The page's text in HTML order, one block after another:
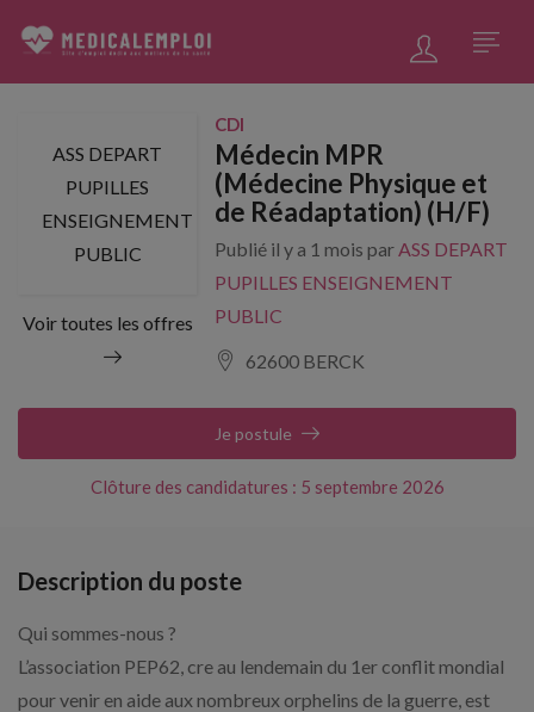
ASS DEPART
PUPILLES
ENSEIGNEMENT
PUBLIC
Voir toutes les offres
CDI
Médecin MPR
(Médecine Physique et
de Réadaptation) (H/F)
Publié il y a 1 mois parASS DEPART
PUPILLES ENSEIGNEMENT
PUBLIC
62600 BERCK
Clôture des candidatures : 5 septembre 2026
Je postule
Description du poste
Qui sommes-nous ?
L’association PEP62, cre au lendemain du 1er conflit mondial
pour venir en aide aux nombreux orphelins de la guerre, est